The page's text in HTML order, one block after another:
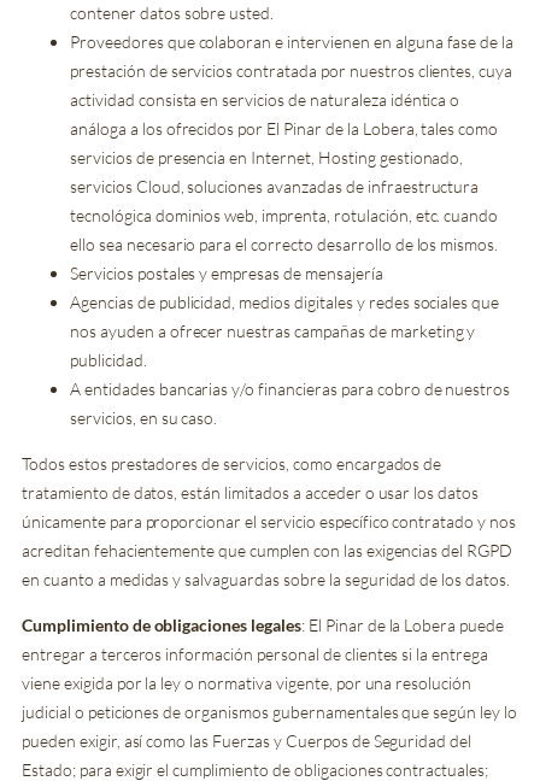
contener datos sobre usted.
Proveedores que colaboran e intervienen en alguna fase de la
prestación de servicios contratada por nuestros clientes, cuya
actividad consista en servicios de naturaleza idéntica o
análoga a los ofrecidos por El Pinar de la Lobera, tales como
servicios de presencia en Internet, Hosting gestionado,
servicios Cloud, soluciones avanzadas de infraestructura
tecnológica dominios web, imprenta, rotulación, etc. cuando
ello sea necesario para el correcto desarrollo de los mismos.
Servicios postales y empresas de mensajería
Agencias de publicidad, medios digitales y redes sociales que
nos ayuden a ofrecer nuestras campañas de marketing y
publicidad.
A entidades bancarias y/o financieras para cobro de nuestros
servicios, en su caso.
Todos estos prestadores de servicios, como encargados de
tratamiento de datos, están limitados a acceder o usar los datos
únicamente para proporcionar el servicio específico contratado y nos
acreditan fehacientemente que cumplen con las exigencias del RGPD
en cuanto a medidas y salvaguardas sobre la seguridad de los datos.
Cumplimiento de obligaciones legales: El Pinar de la Lobera puede
entregar a terceros información personal de clientes si la entrega
viene exigida por la ley o normativa vigente, por una resolución
judicial o peticiones de organismos gubernamentales que según ley lo
pueden exigir, así como las Fuerzas y Cuerpos de Seguridad del
Estado; para exigir el cumplimiento de obligaciones contractuales;